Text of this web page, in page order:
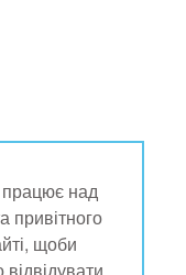
над
привітного
щоби